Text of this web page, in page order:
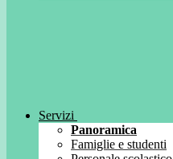
Servizi
Panoramica
Famiglie e studenti